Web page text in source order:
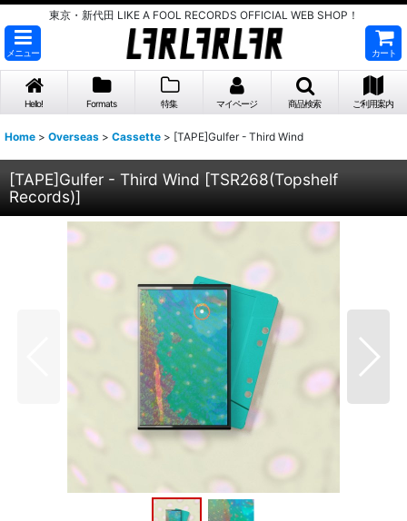
東京・新代田 LIKE A FOOL RECORDS OFFICIAL WEB SHOP！
メニュー カート
Hello! Formats 特集 マイページ 商品検索 ご利用案内
Home > Overseas > Cassette > [TAPE]Gulfer - Third Wind
[TAPE]Gulfer - Third Wind [TSR268(Topshelf
Records)]